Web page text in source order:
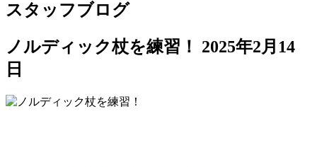
スタッフブログ
ノルディック杖を練習！
2025年2月14
日